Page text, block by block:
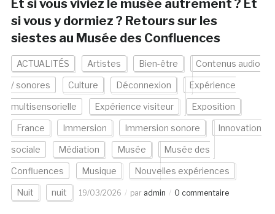
Et si vous viviez le musée autrement ? Et
si vous y dormiez ? Retours sur les
siestes au Musée des Confluences
ACTUALITÉS Artistes Bien-être Contenus audio
/ sonores Culture Déconnexion Expérience
multisensorielle Expérience visiteur Exposition
France Immersion Immersion sonore Innovation
sociale Médiation Musée Musée des
Confluences Musique Nouvelles expériences
Nuit nuit 19/03/2026 par admin 0 commentaire